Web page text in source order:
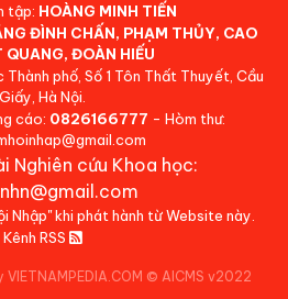
tập: HOÀNG MINH TIẾN
ĐÌNH CHẤN, PHẠM THỦY, CAO
QUANG, ĐOÀN HIẾU
phố, Số 1 Tôn Thất Thuyết, Cầu
Giấy, Hà Nội.
cáo: 0826166777 - Hòm thư:
Nghiên cứu Khoa học:
Nhập" khi phát hành từ Website này.
Kênh RSS
© AICMS v2022